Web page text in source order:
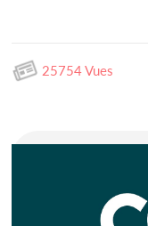
25754 Vues